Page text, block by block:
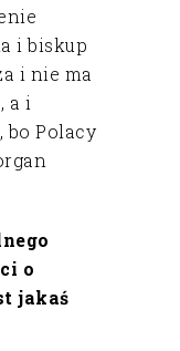
i biskup
i nie ma
a i
bo Polacy
o
jakaś